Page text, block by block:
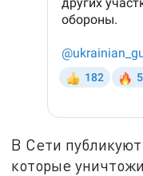
В Сети
которые